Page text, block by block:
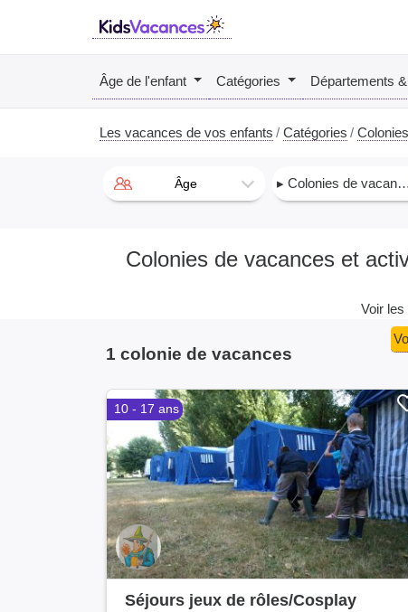
Âge de l'enfant Catégories Départements
Les vacances de vos enfants Catégories
Âge ▸ Colonies de vacances
Colonies de vacances et
Voir
1 colonie de vacances
10 - 17 ans
Séjours jeux de rôles/Cosplay